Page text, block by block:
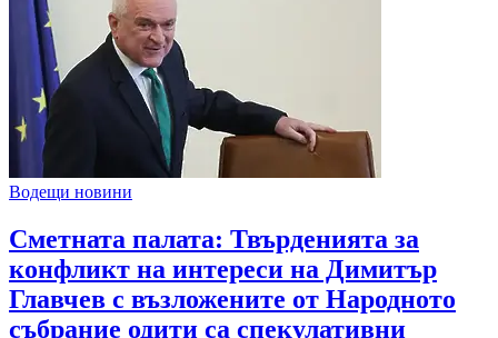
Водещи новини
Сметната палата: Твърденията за
конфликт на интереси на Димитър
Главчев с възложените от Народното
събрание одити са спекулативни